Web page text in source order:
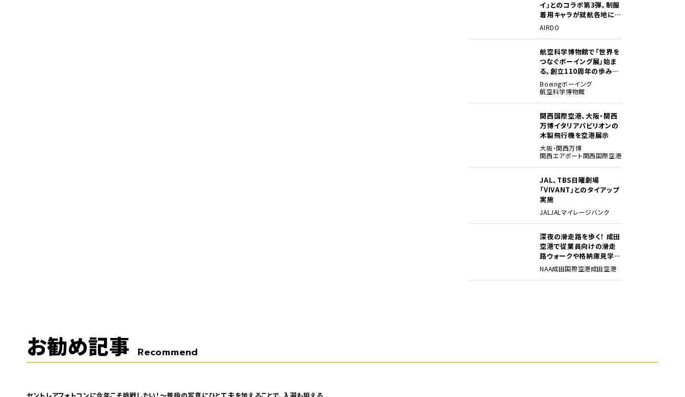
イ」とのコラボ第3弾。制服
着用キャラが就航各地に登
場
AIRDO
航空科学博物館で「世界を
つなぐボーイング展」始ま
る。創立110周年の歩みを
貴重な資料でたどる
Boeingボーイング
航空科学博物館
関西国際空港、大阪・関西
万博イタリアパビリオンの
木製飛行機を空港展示
大阪・関西万博
関西エアポート関西国際空港
JAL、TBS日曜劇場
「VIVANT」とのタイアップ
実施
JALJALマイレージバンク
深夜の滑走路を歩く！ 成田
空港で従業員向けの滑走
路ウォークや格納庫見学イ
ベントを初開催
NAA成田国際空港成田空港
お勧め記事 Recommend